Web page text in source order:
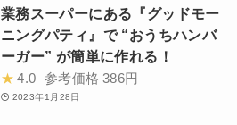
業務スーパーにある『グッドモー
ニングパティ』で “おうちハンバ
ーガー” が簡単に作れる！
★ 4.0 参考価格 386円
2023年1月28日